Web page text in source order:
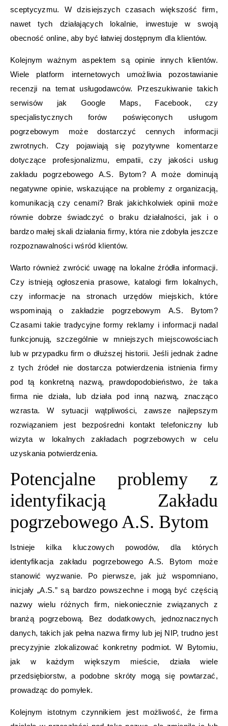
sceptycyzmu. W dzisiejszych czasach większość firm,
nawet tych działających lokalnie, inwestuje w swoją
obecność online, aby być łatwiej dostępnym dla klientów.
Kolejnym ważnym aspektem są opinie innych klientów.
Wiele platform internetowych umożliwia pozostawianie
recenzji na temat usługodawców. Przeszukiwanie takich
serwisów jak Google Maps, Facebook, czy
specjalistycznych forów poświęconych usługom
pogrzebowym może dostarczyć cennych informacji
zwrotnych. Czy pojawiają się pozytywne komentarze
dotyczące profesjonalizmu, empatii, czy jakości usług
zakładu pogrzebowego A.S. Bytom? A może dominują
negatywne opinie, wskazujące na problemy z organizacją,
komunikacją czy cenami? Brak jakichkolwiek opinii może
równie dobrze świadczyć o braku działalności, jak i o
bardzo małej skali działania firmy, która nie zdobyła jeszcze
rozpoznawalności wśród klientów.
Warto również zwrócić uwagę na lokalne źródła informacji.
Czy istnieją ogłoszenia prasowe, katalogi firm lokalnych,
czy informacje na stronach urzędów miejskich, które
wspominają o zakładzie pogrzebowym A.S. Bytom?
Czasami takie tradycyjne formy reklamy i informacji nadal
funkcjonują, szczególnie w mniejszych miejscowościach
lub w przypadku firm o dłuższej historii. Jeśli jednak żadne
z tych źródeł nie dostarcza potwierdzenia istnienia firmy
pod tą konkretną nazwą, prawdopodobieństwo, że taka
firma nie działa, lub działa pod inną nazwą, znacząco
wzrasta. W sytuacji wątpliwości, zawsze najlepszym
rozwiązaniem jest bezpośredni kontakt telefoniczny lub
wizyta w lokalnych zakładach pogrzebowych w celu
uzyskania potwierdzenia.
Potencjalne problemy z
identyfikacją Zakładu
pogrzebowego A.S. Bytom
Istnieje kilka kluczowych powodów, dla których
identyfikacja zakładu pogrzebowego A.S. Bytom może
stanowić wyzwanie. Po pierwsze, jak już wspomniano,
inicjały „A.S.” są bardzo powszechne i mogą być częścią
nazwy wielu różnych firm, niekoniecznie związanych z
branżą pogrzebową. Bez dodatkowych, jednoznacznych
danych, takich jak pełna nazwa firmy lub jej NIP, trudno jest
precyzyjnie zlokalizować konkretny podmiot. W Bytomiu,
jak w każdym większym mieście, działa wiele
przedsiębiorstw, a podobne skróty mogą się powtarzać,
prowadząc do pomyłek.
Kolejnym istotnym czynnikiem jest możliwość, że firma